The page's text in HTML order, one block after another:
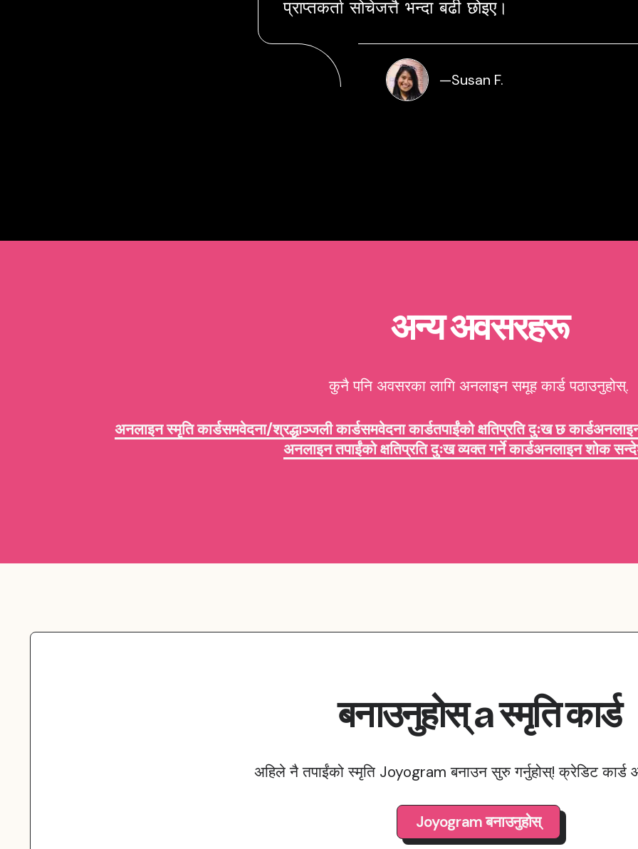
प्राप्तकर्ता सोचेजत्तै भन्दा बढी छोइए।
—Susan F.
अन्य अवसरहरू
कुनै पनि अवसरका लागि अनलाइन समूह कार्ड पठाउनुहोस्.
अनलाइन स्मृति कार्डसमवेदना/श्रद्धाञ्जली कार्डसमवेदना कार्डतपाईंको क्षतिप्रति दुःख छ कार्ड
अनलाइन तपाईंको क्षतिप्रति दुःख व्यक्त गर्ने कार्डअनलाइन शोक
बनाउनुहोस्aस्मृतिकार्ड
अहिले नै तपाईंको स्मृति Joyogram बनाउन सुरु गर्नुहोस्! क्रेडिट
Joyogram बनाउनुहोस्